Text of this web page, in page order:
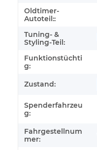
Oldtimer-
Autoteil::
Tuning- &
Styling-Teil:
Funktionstüchti
g:
Zustand:
Spenderfahrzeu
g:
Fahrgestellnum
mer: